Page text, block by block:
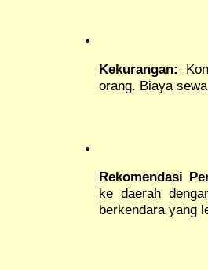
Kekurangan:
orang. Biaya
Rekomendasi
ke daerah
berkendara yang